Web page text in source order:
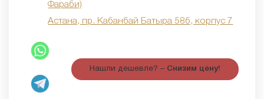
Фараби)
Астана, пр. Кабанбай Батыра 58б, корпус 7
Нашли дешевле? – Снизим цену!